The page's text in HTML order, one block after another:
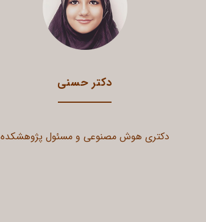
دکتر حسنی
دکتری هوش مصنوعی و مسئول پژوهشکده